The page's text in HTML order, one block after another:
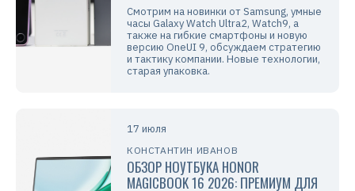
Смотрим на новинки от Samsung, умные
часы Galaxy Watch Ultra2, Watch9, а
также на гибкие смартфоны и новую
версию OneUI 9, обсуждаем стратегию
и тактику компании. Новые технологии,
старая упаковка.
17 июля
КОНСТАНТИН ИВАНОВ
ОБЗОР НОУТБУКА HONOR
MAGICBOOK 16 2026: ПРЕМИУМ ДЛЯ